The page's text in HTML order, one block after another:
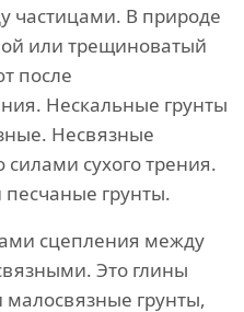
частицами. В природе
или трещиноватый
после
Нескальные грунты
Несвязные
сухого трения.
грунты.
сцепления между
Это глины
малосвязные грунты,